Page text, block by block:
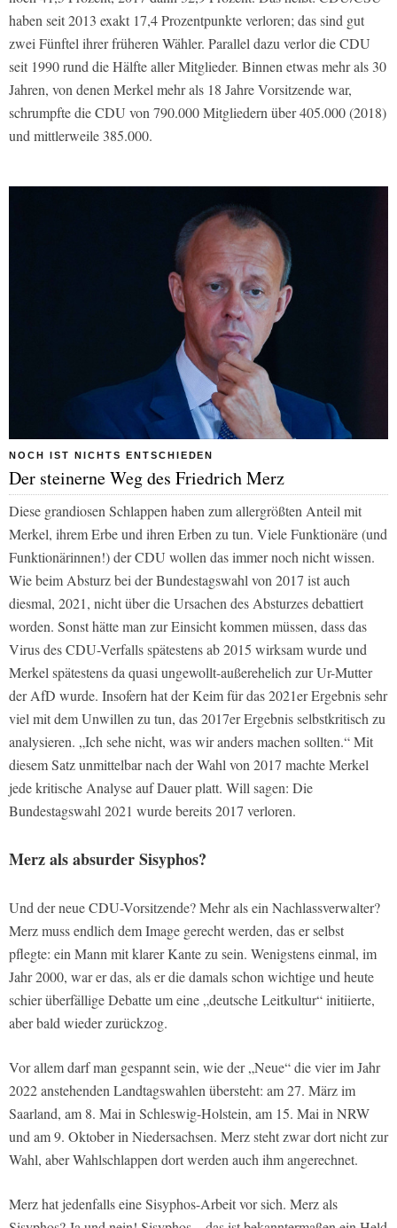
haben seit 2013 exakt 17,4 Prozentpunkte verloren; das sind gut
zwei Fünftel ihrer früheren Wähler. Parallel dazu verlor die CDU
seit 1990 rund die Hälfte aller Mitglieder. Binnen etwas mehr als 30
Jahren, von denen Merkel mehr als 18 Jahre Vorsitzende war,
schrumpfte die CDU von 790.000 Mitgliedern über 405.000 (2018)
und mittlerweile 385.000.
NOCH IST NICHTS ENTSCHIEDEN
Der steinerne Weg des Friedrich Merz
Diese grandiosen Schlappen haben zum allergrößten Anteil mit
Merkel, ihrem Erbe und ihren Erben zu tun. Viele Funktionäre (und
Funktionärinnen!) der CDU wollen das immer noch nicht wissen.
Wie beim Absturz bei der Bundestagswahl von 2017 ist auch
diesmal, 2021, nicht über die Ursachen des Absturzes debattiert
worden. Sonst hätte man zur Einsicht kommen müssen, dass das
Virus des CDU-Verfalls spätestens ab 2015 wirksam wurde und
Merkel spätestens da quasi ungewollt-außerehelich zur Ur-Mutter
der AfD wurde. Insofern hat der Keim für das 2021er Ergebnis sehr
viel mit dem Unwillen zu tun, das 2017er Ergebnis selbstkritisch zu
analysieren. „Ich sehe nicht, was wir anders machen sollten.“ Mit
diesem Satz unmittelbar nach der Wahl von 2017 machte Merkel
jede kritische Analyse auf Dauer platt. Will sagen: Die
Bundestagswahl 2021 wurde bereits 2017 verloren.
Merz als absurder Sisyphos?
Und der neue CDU-Vorsitzende? Mehr als ein Nachlassverwalter?
Merz muss endlich dem Image gerecht werden, das er selbst
pflegte: ein Mann mit klarer Kante zu sein. Wenigstens einmal, im
Jahr 2000, war er das, als er die damals schon wichtige und heute
schier überfällige Debatte um eine „deutsche Leitkultur“ initiierte,
aber bald wieder zurückzog.
Vor allem darf man gespannt sein, wie der „Neue“ die vier im Jahr
2022 anstehenden Landtagswahlen übersteht: am 27. März im
Saarland, am 8. Mai in Schleswig-Holstein, am 15. Mai in NRW
und am 9. Oktober in Niedersachsen. Merz steht zwar dort nicht zur
Wahl, aber Wahlschlappen dort werden auch ihm angerechnet.
Merz hat jedenfalls eine Sisyphos-Arbeit vor sich. Merz als